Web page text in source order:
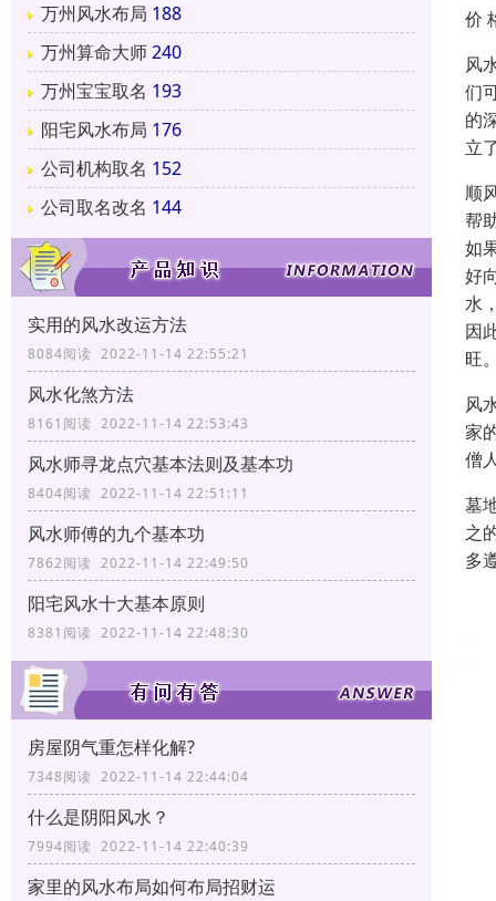
万州风水布局 188
万州算命大师240
万州宝宝取名 193
阳宅风水布局 176
公司机构取名 152
公司取名改名 144
实用的风水改运方法
8084阅读 2022-11-14 22:55:21
风水化煞方法
8161阅读 2022-11-14 22:53:43
风水师寻龙点穴基本法则及基本功
8404阅读 2022-11-14 22:51:11
风水师傅的九个基本功
7862阅读 2022-11-14 22:49:50
阳宅风水十大基本原则
8381阅读 2022-11-14 22:48:30
房屋阴气重怎样化解?
7348阅读 2022-11-14 22:44:04
什么是阴阳风水？
7994阅读 2022-11-14 22:40:39
家里的风水布局如何布局招财运
价
风
们
的
立
顺
帮
如
好
水
因
旺
风
家
僧
墓
之
多